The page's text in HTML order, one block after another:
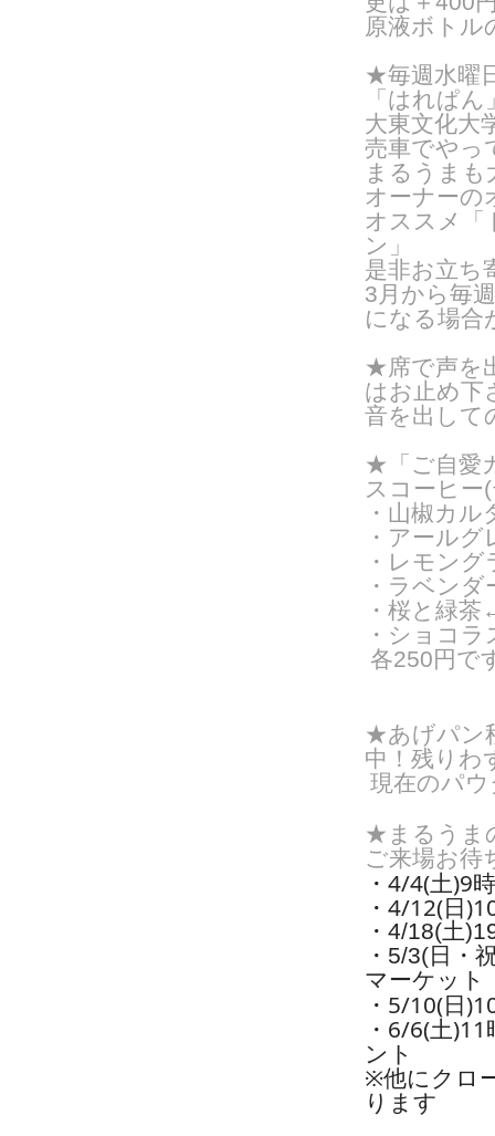
原液ボトル
★毎週水曜
「はれぱ
大東文化大
売車でやっ
まるうま
オーナーの
オススメ「
ン」
是非お立ち
3月から毎
になる場合
★席で声を
はお止め下
音を出して
★「ご自愛
スコーヒー
・山椒カル
・アール
・レモン
・ラベン
・桜と緑
・ショコ
各250円で
★あげパン
中！残りわ
現在のパ
★まるうま
ご来場お待
・4/4(土)9
・4/12(日
・4/18(土
・5/3(日・
マーケット
・5/10(日
・6/6(土
ント
※他にクロ
ります